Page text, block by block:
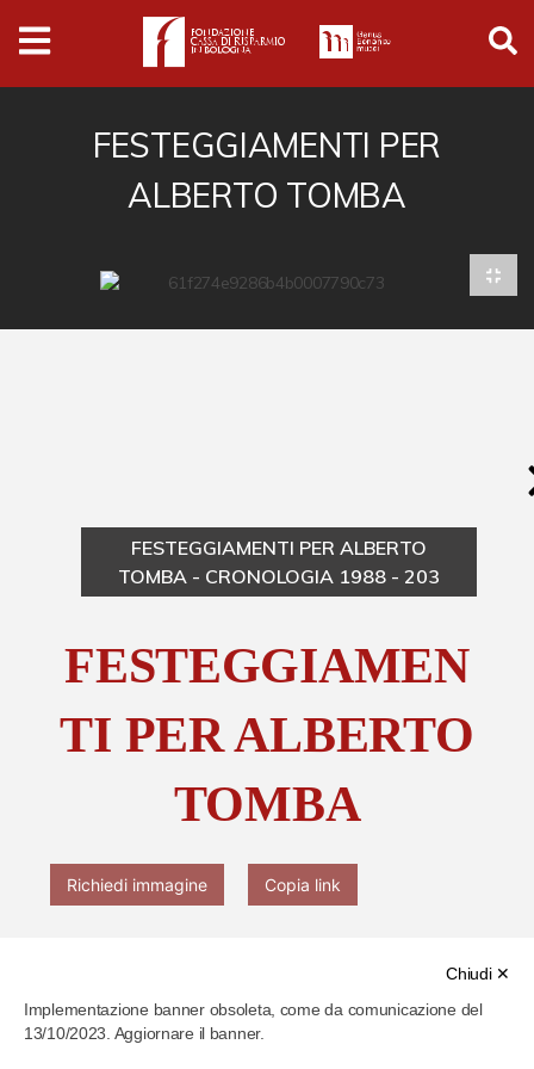
Archivio
Ferrari
Archivio Digitale
Cronaca e società
Arte e cultura
Musica cinema e spettacolo
Chi è Paolo Ferrari
Contattaci
FESTEGGIAMENTI PER
ALBERTO TOMBA
FESTEGGIAMENTI PER ALBERTO
TOMBA - CRONOLOGIA 1988 - 203
FESTEGGIAMEN
TI PER ALBERTO
TOMBA
Richiedi immagine Copia link
Cod. identificativo
Chiudi ✕
Implementazione banner obsoleta, come da comunicazione del
13/10/2023. Aggiornare il banner.